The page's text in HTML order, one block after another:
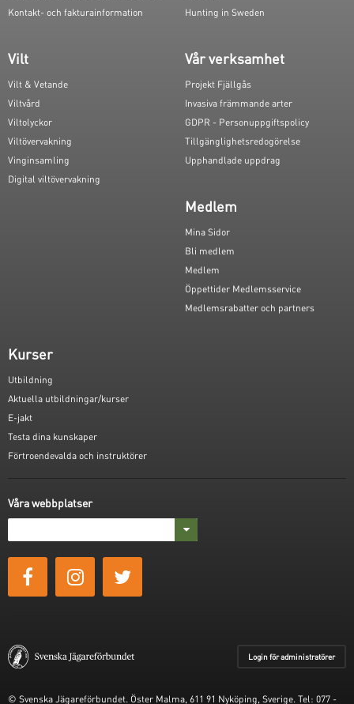
Kontakt- och fakturainformation
Hunting in Sweden
Vilt
Vilt & Vetande
Viltvård
Viltolyckor
Viltövervakning
Vinginsamling
Digital viltövervakning
Vår verksamhet
Projekt Fjällgås
Invasiva främmande arter
GDPR - Personuppgiftspolicy
Tillgänglighetsredogörelse
Upphandlade uppdrag
Medlem
Mina Sidor
Bli medlem
Medlem
Öppettider Medlemsservice
Medlemsrabatter och partners
Kurser
Utbildning
Aktuella utbildningar/kurser
E-jakt
Testa dina kunskaper
Förtroendevalda och instruktörer
Våra webbplatser
Login för administratörer
© Svenska Jägareförbundet. Öster Malma, 611 91 Nyköping, Sverige. Tel: 077 -